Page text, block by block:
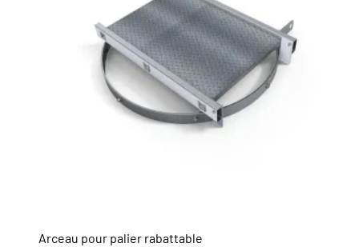
Arceau pour palier rabattable